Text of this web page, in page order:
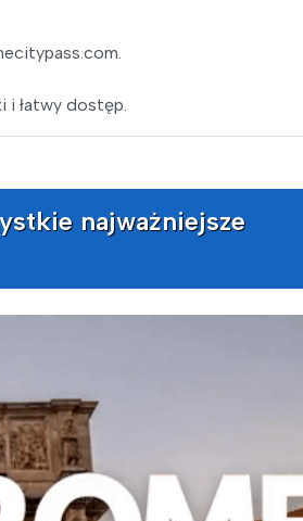
i łatwy dostęp.
najważniejsze